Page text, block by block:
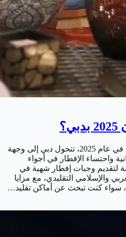
مع حلول شهر رمضان المبارك في عام 2025، تتحول دبي إلى وجهة
واحتساء الإفطار في أجواء
لتقديم وجبات إفطار شهية في
والإسلامي التقليدي، مع مزايا
سواء كنت تبحث عن أماكن تقليد…